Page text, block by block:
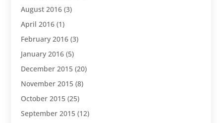
August 2016 (3)
April 2016 (1)
February 2016 (3)
January 2016 (5)
December 2015 (20)
November 2015 (8)
October 2015 (25)
September 2015 (12)